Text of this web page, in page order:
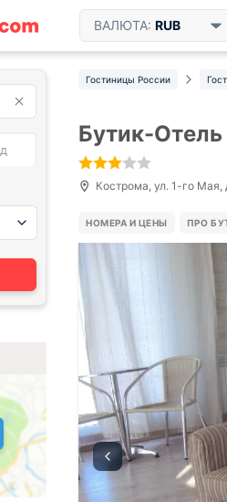
ВАЛЮТА: RUB
Гостиницы России
Бутик-
Кострома, ул. 1-го Мая,
НОМЕРА И ЦЕНЫ ПРО